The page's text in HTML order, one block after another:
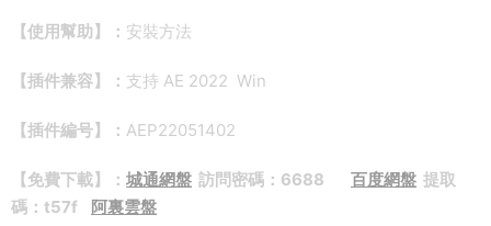
【使用幫助】： 安裝方法
【插件兼容】： 支持 AE 2022 Win
【插件編号】： AEP22051402
【免費下載】 ： 城通網盤 訪問密碼：6688 百度網盤 提取
碼：t57f
阿裏雲盤